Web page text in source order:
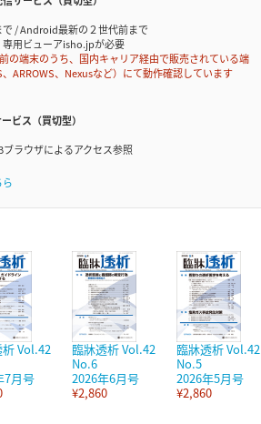
/ Android最新の２世代前まで
用ビューアisho.jpが必要
端末のうち、国内キャリア経由で販売されている端
ARROWS、Nexusなど）にて動作確認しています
ビス（買切型）
ラウザによるアクセス参照
ら
Vol.42
7月号
臨牀透析 Vol.42
No.6
2026年6月号
¥2,860
臨牀透析 Vol.42
No.5
2026年5月号
¥2,860